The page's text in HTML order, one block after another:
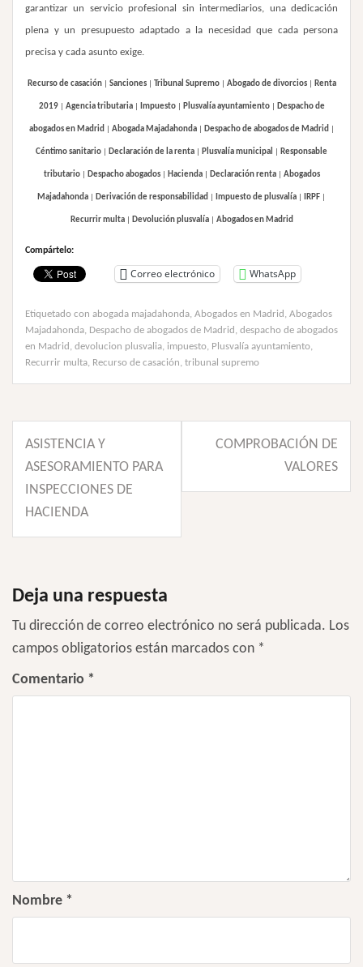
garantizar un servicio profesional sin intermediarios, una dedicación
plena y un presupuesto adaptado a la necesidad que cada persona
precisa y cada asunto exige.
Recurso de casación Sanciones Tribunal Supremo Abogado de divorcios| Renta
2019| Agencia tributaria| Impuesto| Plusvalía ayuntamiento| Despacho de
abogados en Madrid Abogada Majadahonda| Despacho de abogados de Madrid
Céntimo sanitario Declaración de la renta Plusvalía municipal Responsable
tributario| Despacho abogados| Hacienda| Declaración renta| Abogados
Majadahonda Derivación de responsabilidad Impuesto de plusvalía IRPF
Recurrir multa| Devolución plusvalía| Abogados en Madrid
Compártelo:
Correo electrónico WhatsApp
Etiquetado con abogada majadahonda Abogados en Madrid
Abogados
Majadahonda Despacho de abogados de Madrid
despacho de abogados
en Madrid
devolucion plusvalia impuesto Plusvalía ayuntamiento
Recurrir multa Recurso de casación tribunal supremo
Navegación
de
entradas
ASISTENCIA Y
ASESORAMIENTO PARA
INSPECCIONES DE
HACIENDA
COMPROBACIÓN DE
VALORES
Deja una respuesta
Tu dirección de correo electrónico no será publicada. Los
campos obligatorios están marcados con *
Comentario *
Nombre *